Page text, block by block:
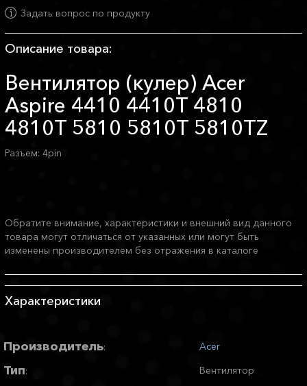
Задать вопрос по продукту
Описание товара:
Вентилятор (кулер) Acer
Aspire 4410 4410T 4810
4810T 5810 5810T 5810TZ
Разъем: 4pin
Обратите внимание, характеристики и внешний вид данного
товара могут отличаться от указанных или могут быть
изменены производителем без отражения в каталоге
Характеристики
Производитель: Acer
Тип: Вентилятор